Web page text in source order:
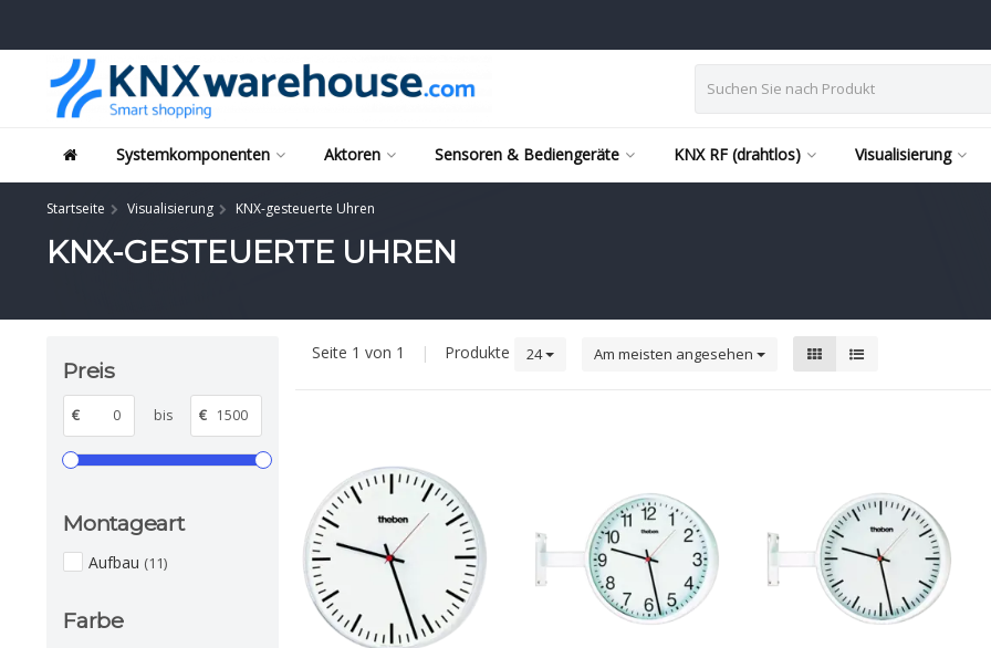
Systemkomponenten Aktoren Sensoren & Bediengeräte KNX RF (drahtlos) Visualisierung
Startseite Visualisierung KNX-gesteuerte Uhren
KNX-GESTEUERTE UHREN
Preis
€ bis €
Montageart
Aufbau (11)
Farbe
Seite 1 von 1 | Produkte 24 Am meisten angesehen